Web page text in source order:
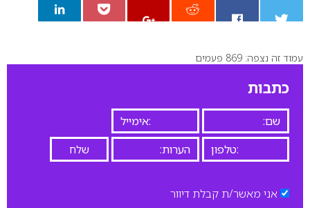
0
עמוד זה נצפה: 869 פעמים
כתבות
אני מאשר/ת קבלת דיוור